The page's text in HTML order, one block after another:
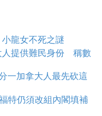
小龍女不死之謎
人提供難民身份 稱數
一加拿大人最先砍這
特仍須改組內閣填補